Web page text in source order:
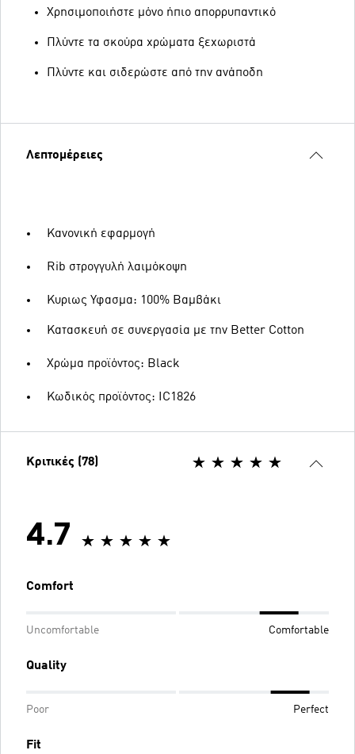
Χρησιμοποιήστε μόνο ήπιο απορρυπαντικό
Πλύντε τα σκούρα χρώματα ξεχωριστά
Πλύντε και σιδερώστε από την ανάποδη
Λεπτομέρειες
Κανονική εφαρμογή
Rib στρογγυλή λαιμόκοψη
Κυριως Υφασμα: 100% Βαμβάκι
Κατασκευή σε συνεργασία με την Better Cotton
Χρώμα προϊόντος: Black
Κωδικός προϊόντος: IC1826
Κριτικές (78)
4.7
Comfort
Uncomfortable Comfortable
Quality
Poor Perfect
Fit